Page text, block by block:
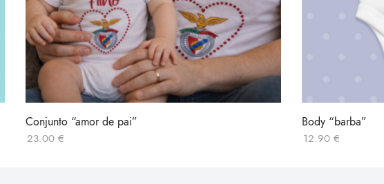
Conjunto “amor de pai”
23.00 €
Body “barba”
12.90 €